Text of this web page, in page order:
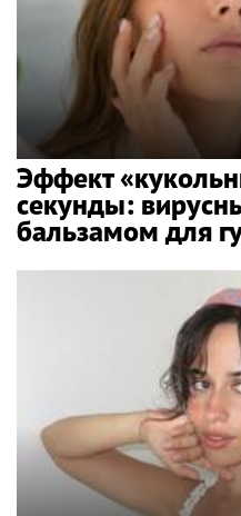
Эффект
секунды:
бальзамом для